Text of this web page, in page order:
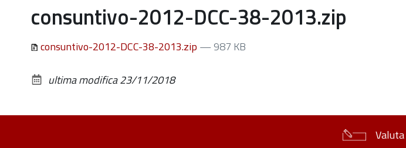
consuntivo-2012-DCC-38-2013.zip
consuntivo-2012-DCC-38-2013.zip — 987 KB
ultima modifica23/11/2018